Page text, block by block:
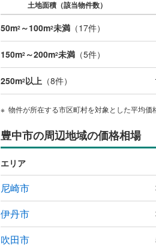
土地面積（該当物件数）
50m2 ～100m2未満 （17件）
150m2 ～200m2未満 （5件）
250m2以上 （8件）
物件が所在する市区町村を対象とした平均価
豊中市の周辺地域の価格相場
エリア
尼崎市
伊丹市
吹田市